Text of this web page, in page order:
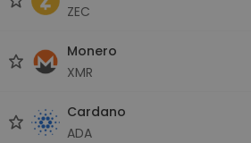
ZEC
Monero
XMR
Cardano
ADA